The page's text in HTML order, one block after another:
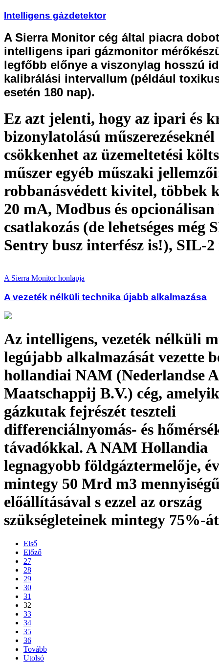
Intelligens gázdetektor
A Sierra Monitor cég által piacra
intelligens ipari gázmonitor
legfőbb előnye a viszonylag hosszú
kalibrálási intervallum (például
esetén 180 nap).
Ez azt jelenti, hogy az ipari és
bizonylatolású műszerezéseknél
csökkenhet az üzemeltetési
műszer egyéb műszaki
robbanásvédett kivitel, többek
20 mA, Modbus és
csatlakozás (de lehetséges még
Sentry busz interfész is!), SIL-2
A Sierra Monitor honlapja
A vezeték nélküli technika újabb alkalmazása
Az intelligens, vezeték nélküli
legújabb alkalmazását vezette
hollandiai NAM (Nederlandse
Maatschappij B.V.) cég, amelyik
gázkutak fejrészét teszteli
differenciálnyomás- és
távadókkal. A NAM Hollandia
legnagyobb földgáztermelője,
mintegy 50 Mrd m3
előállításával s ezzel az ország
szükségleteinek mintegy 75%-
Első
Előző
27
28
29
30
31
32
33
34
35
36
Tovább
Utolsó